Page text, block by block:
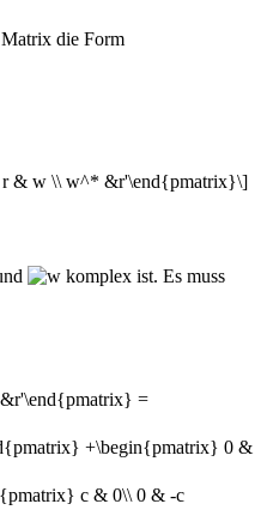
Matrix die Form
komplex ist. Es muss